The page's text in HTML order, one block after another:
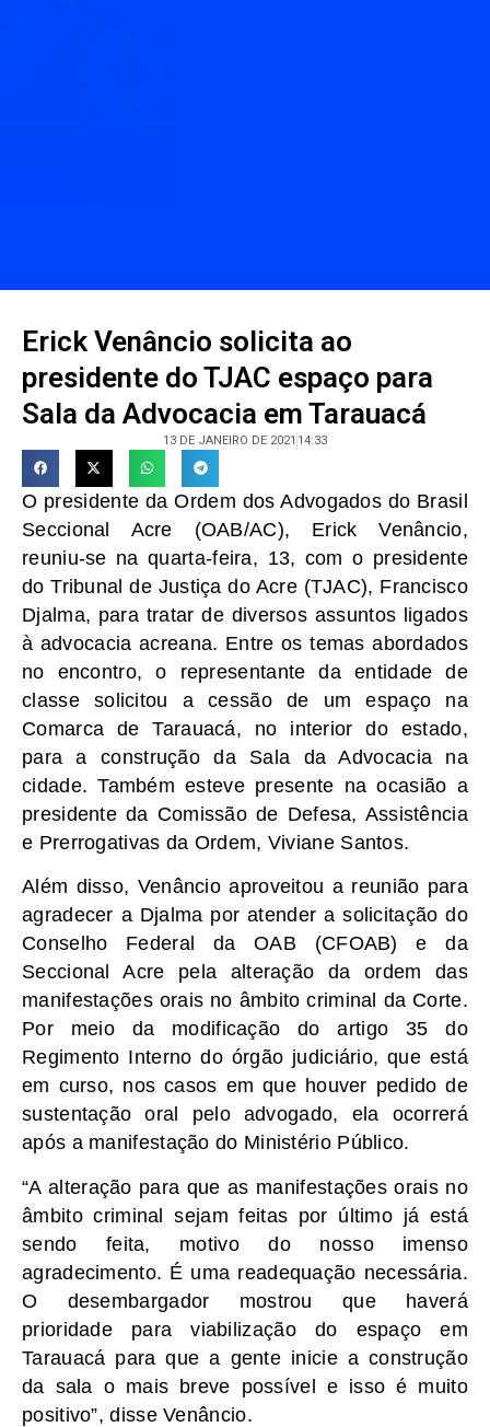
Erick Venâncio solicita ao
presidente do TJAC espaço para
Sala da Advocacia em Tarauacá
13 DE JANEIRO DE 2021 14:33
O presidente da Ordem dos Advogados do Brasil
Seccional Acre (OAB/AC), Erick Venâncio,
reuniu-se na quarta-feira, 13, com o presidente
do Tribunal de Justiça do Acre (TJAC), Francisco
Djalma, para tratar de diversos assuntos ligados
à advocacia acreana. Entre os temas abordados
no encontro, o representante da entidade de
classe solicitou a cessão de um espaço na
Comarca de Tarauacá, no interior do estado,
para a construção da Sala da Advocacia na
cidade. Também esteve presente na ocasião a
presidente da Comissão de Defesa, Assistência
e Prerrogativas da Ordem, Viviane Santos.
Além disso, Venâncio aproveitou a reunião para
agradecer a Djalma por atender a solicitação do
Conselho Federal da OAB (CFOAB) e da
Seccional Acre pela alteração da ordem das
manifestações orais no âmbito criminal da Corte.
Por meio da modificação do artigo 35 do
Regimento Interno do órgão judiciário, que está
em curso, nos casos em que houver pedido de
sustentação oral pelo advogado, ela ocorrerá
após a manifestação do Ministério Público.
“A alteração para que as manifestações orais no
âmbito criminal sejam feitas por último já está
sendo feita, motivo do nosso imenso
agradecimento. É uma readequação necessária.
O desembargador mostrou que haverá
prioridade para viabilização do espaço em
Tarauacá para que a gente inicie a construção
da sala o mais breve possível e isso é muito
positivo”, disse Venâncio.